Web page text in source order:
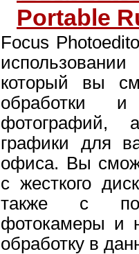
Portable
Focus
который вы
обработки
фотографий,
графики для
офиса. Вы
с жесткого
также с
фотокамеры и
обработку в